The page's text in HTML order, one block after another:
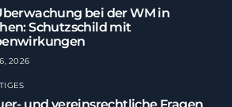
bei der WM in
Schutzschild mit
2026
und vereinsrechtliche Fragen